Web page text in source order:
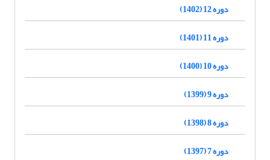
دوره 12 (1402)
دوره 11 (1401)
دوره 10 (1400)
دوره 9 (1399)
دوره 8 (1398)
دوره 7 (1397)